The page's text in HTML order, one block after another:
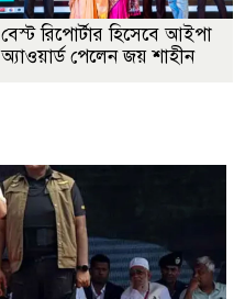
বেস্ট রিপোর্টার হিসেবে আইপা
অ্যাওয়ার্ড পেলেন জয় শাহীন